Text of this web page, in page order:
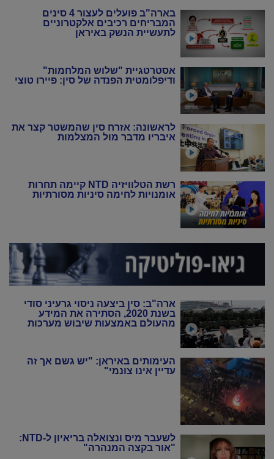
בארה"ב פועלים לעצור 4 סינים
המבריחים רכיבים אלקטרוניים
לתעשיית הנשק באיראן
אסטרטגיית "שלוש המלחמות"
ודיפלומטית הפנדה של סין: פיירו טוצי
לראשונה: אזרח סין שהמשטר קצר את
איבריו מדבר מול המצלמות
רשת הטלוויזיה NTD קיימה תחרות
אומנויות לחימה סיניות מסורתיות
ארה"ב: סין ביצעה ניסוי גרעיני סודי
בשנת 2020, הסתירה את המידע
מהעולם באמצעות שיבוש מערכות
העימותים באיראן: "יש גשם אך זה
עדיין אינו צונמי"
לשעבר מיס ונצואלה בריאיון ל-NTD:
"אור בקצה המנהרה"